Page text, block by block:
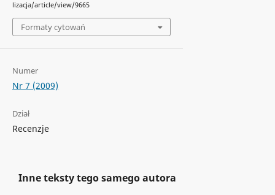
lizacja/article/view/9665
Formaty cytowań
Numer
Nr 7 (2009)
Dział
Recenzje
Inne teksty tego samego autora